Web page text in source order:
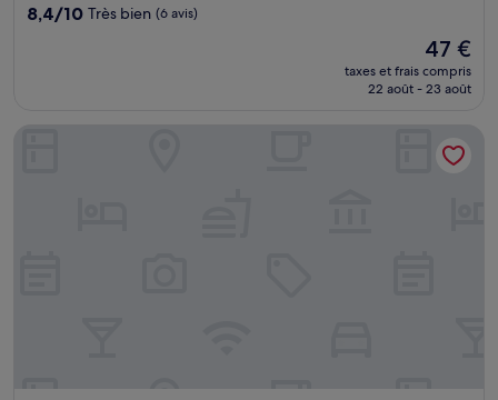
8.4
8,4/10 Très bien (6 avis)
Le
nouveau
prix
47 €
47 €
taxes et frais compris
22 août - 23 août
Swiss-Belhotel Silae Palu